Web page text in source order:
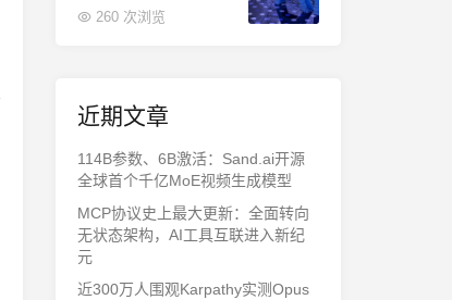
行，OpenAI本周全
260 次浏览
近期文章
114B参数、6B激活：Sand.ai开源
全球首个千亿MoE视频生成模型
MCP协议史上最大更新：全面转向
无状态架构，AI工具互联进入新纪
元
近300万人围观Karpathy实测Opus